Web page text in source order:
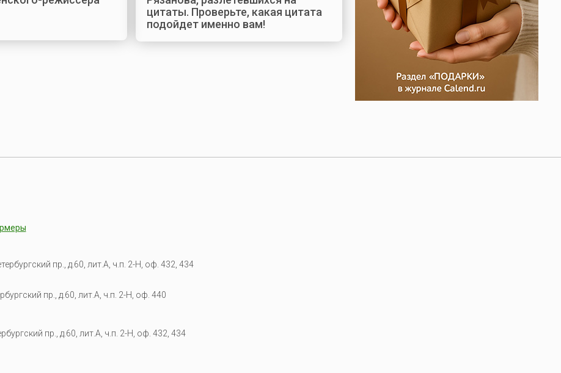
цитаты. Проверьте, какая цитата
подойдет именно вам!
пр., д.60, лит.А, ч.п. 2-Н, оф. 432, 434
пр., д.60, лит.А, ч.п. 2-Н, оф. 440
пр., д.60, лит.А, ч.п. 2-Н, оф. 432, 434